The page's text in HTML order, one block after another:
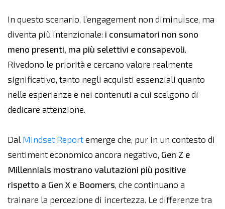
In questo scenario, l’engagement non diminuisce, ma
diventa più intenzionale: i consumatori non sono
meno presenti, ma più selettivi e consapevoli.
Rivedono le priorità e cercano valore realmente
significativo, tanto negli acquisti essenziali quanto
nelle esperienze e nei contenuti a cui scelgono di
dedicare attenzione.
Dal Mindset Reportemerge che, pur in un contesto di
sentiment economico ancora negativo, Gen Z e
Millennials mostrano valutazioni più positive
rispetto a Gen X e Boomers, che continuano a
trainare la percezione di incertezza. Le differenze tra